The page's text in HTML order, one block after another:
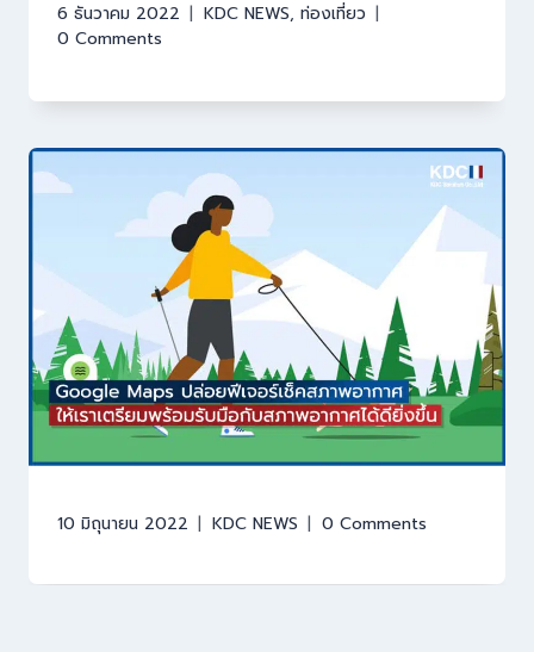
6 ธันวาคม 2022 KDC NEWS, ท่องเที่ยว
0 Comments
10 มิถุนายน 2022 KDC NEWS 0 Comments